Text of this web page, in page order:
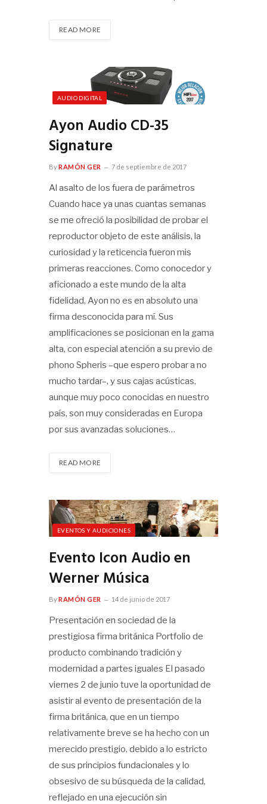
READ MORE
AUDIO DIGITAL
Ayon Audio CD-35
Signature
ByRAMÓN GER 7 de septiembre de 2017
Al asalto de los fuera de parámetros
Cuando hace ya unas cuantas semanas
se me ofreció la posibilidad de probar el
reproductor objeto de este análisis, la
curiosidad y la reticencia fueron mis
primeras reacciones. Como conocedor y
aficionado a este mundo de la alta
fidelidad, Ayon no es en absoluto una
firma desconocida para mí. Sus
amplificaciones se posicionan en la gama
alta, con especial atención a su previo de
phono Spheris –que espero probar a no
mucho tardar–, y sus cajas acústicas,
aunque muy poco conocidas en nuestro
país, son muy consideradas en Europa
por sus avanzadas soluciones…
READ MORE
EVENTOS Y AUDICIONES
Evento Icon Audio en
Werner Música
ByRAMÓN GER 14 de junio de 2017
Presentación en sociedad de la
prestigiosa firma británica Portfolio de
producto combinando tradición y
modernidad a partes iguales El pasado
viernes 2 de junio tuve la oportunidad de
asistir al evento de presentación de la
firma británica, que en un tiempo
relativamente breve se ha hecho con un
merecido prestigio, debido a lo estricto
de sus principios fundacionales y lo
obsesivo de su búsqueda de la calidad,
reflejado en una ejecución sin